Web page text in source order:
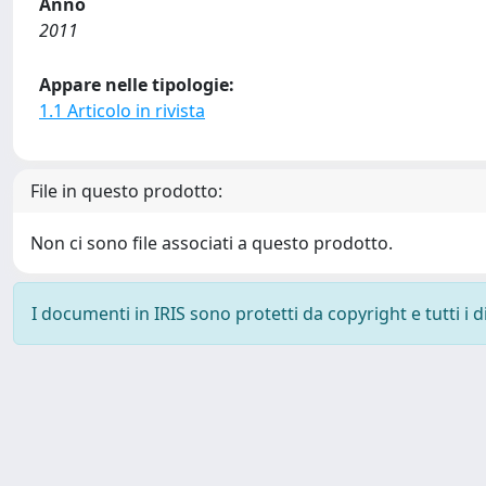
2011
Appare nelle tipologie:
1.1 Articolo in rivista
File in questo prodotto:
Non ci sono file associati a questo prodotto.
I documenti in IRIS sono protetti da copyright e tutti i